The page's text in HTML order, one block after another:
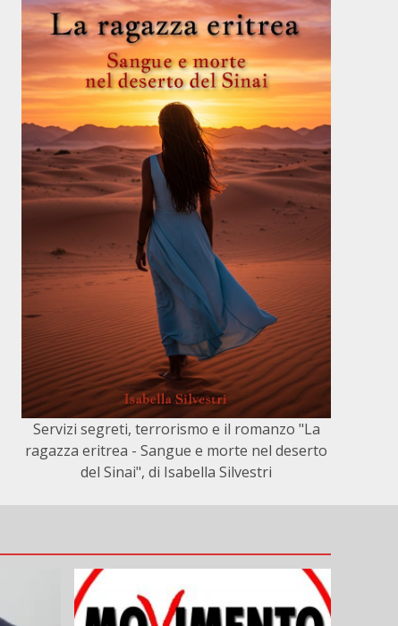
Servizi segreti, terrorismo e il romanzo "La
ragazza eritrea - Sangue e morte nel deserto
del Sinai", di Isabella Silvestri